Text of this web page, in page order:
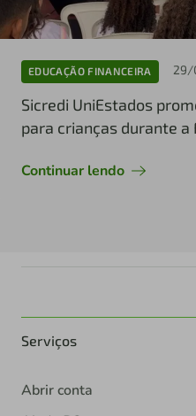
EDUCAÇÃO FINANCEIRA 29/
Sicredi UniEstados
para crianças durante a
Continuar lendo
Serviços
Abrir conta